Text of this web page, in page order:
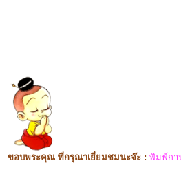
ขอบพระคุณ ที่กรุณาเยี่ยมชมนะจ๊ะ : พิมพ์กา